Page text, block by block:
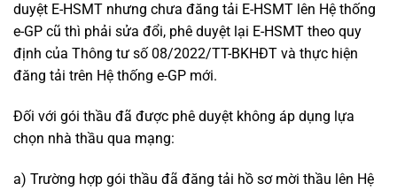
duyệt E-HSMT nhưng chưa đăng tải E-HSMT lên Hệ thống
e-GP cũ thì phải sửa đổi, phê duyệt lại E-HSMT theo quy
định của Thông tư số 08/2022/TT-BKHĐT và thực hiện
đăng tải trên Hệ thống e-GP mới.
Đối với gói thầu đã được phê duyệt không áp dụng lựa
chọn nhà thầu qua mạng:
a) Trường hợp gói thầu đã đăng tải hồ sơ mời thầu lên Hệ